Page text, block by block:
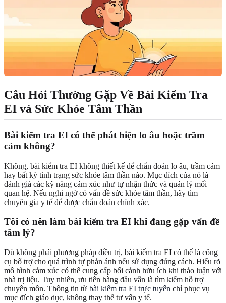
Câu Hỏi Thường Gặp Về Bài Kiểm Tra
EI và Sức Khỏe Tâm Thần
Bài kiểm tra EI có thể phát hiện lo âu hoặc trầm
cảm không?
Không, bài kiểm tra EI không thiết kế để chẩn đoán lo âu, trầm cảm
hay bất kỳ tình trạng sức khỏe tâm thần nào. Mục đích của nó là
đánh giá các kỹ năng cảm xúc như tự nhận thức và quản lý mối
quan hệ. Nếu nghi ngờ có vấn đề sức khỏe tâm thần, hãy tìm
chuyên gia y tế để được chẩn đoán chính xác.
Tôi có nên làm bài kiểm tra EI khi đang gặp vấn đề
tâm lý?
Dù không phải phương pháp điều trị, bài kiểm tra EI có thể là công
cụ bổ trợ cho quá trình tự phản ánh nếu sử dụng đúng cách. Hiểu rõ
mô hình cảm xúc có thể cung cấp bối cảnh hữu ích khi thảo luận với
nhà trị liệu. Tuy nhiên, ưu tiên hàng đầu vẫn là tìm kiếm hỗ trợ
chuyên môn. Thông tin từ bài kiểm tra EI trực tuyến chỉ phục vụ
mục đích giáo dục, không thay thế tư vấn y tế.